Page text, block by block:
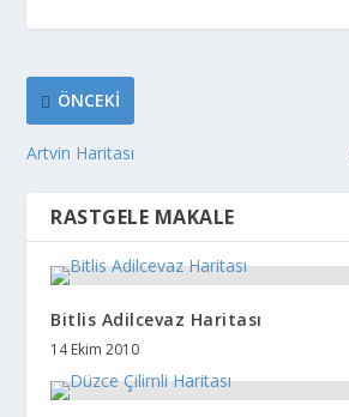
ÖNCEKI
Artvin Haritası
RASTGELE MAKALE
Bitlis Adilcevaz Haritası
14 Ekim 2010